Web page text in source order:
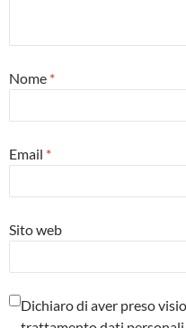
Nome *
Email *
Sito web
Dichiaro di aver preso